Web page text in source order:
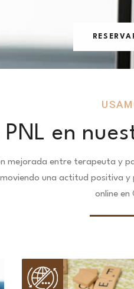
en
mejorada entre terapeuta
una actitud
online en